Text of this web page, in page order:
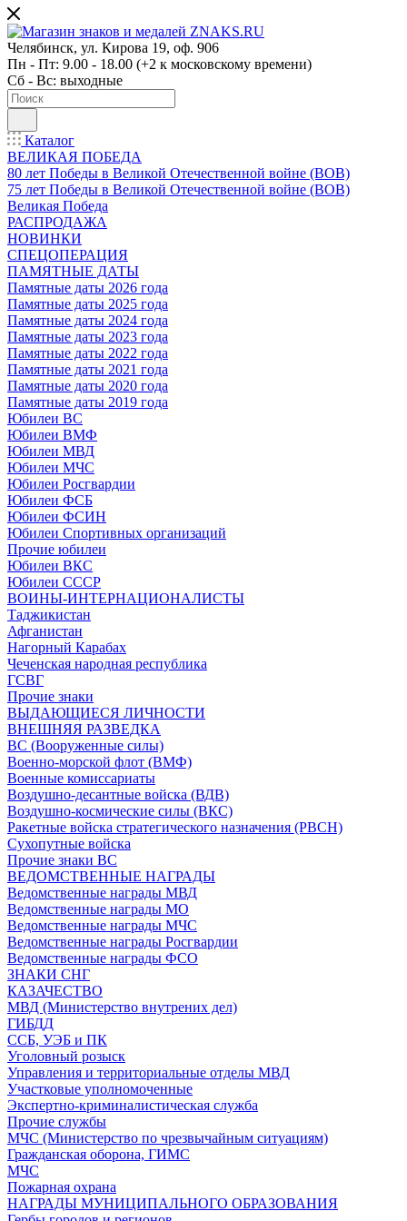
Челябинск, ул. Кирова 19, оф. 906
Пн - Пт: 9.00 - 18.00 (+2 к московскому времени)
Сб - Вс: выходные
Каталог
ВЕЛИКАЯ ПОБЕДА
80 лет Победы в Великой Отечественной войне (ВОВ)
75 лет Победы в Великой Отечественной войне (ВОВ)
Великая Победа
РАСПРОДАЖА
НОВИНКИ
СПЕЦОПЕРАЦИЯ
ПАМЯТНЫЕ ДАТЫ
Памятные даты 2026 года
Памятные даты 2025 года
Памятные даты 2024 года
Памятные даты 2023 года
Памятные даты 2022 года
Памятные даты 2021 года
Памятные даты 2020 года
Памятные даты 2019 года
Юбилеи ВС
Юбилеи ВМФ
Юбилеи МВД
Юбилеи МЧС
Юбилеи Росгвардии
Юбилеи ФСБ
Юбилеи ФСИН
Юбилеи Спортивных организаций
Прочие юбилеи
Юбилеи ВКС
Юбилеи СССР
ВОИНЫ-ИНТЕРНАЦИОНАЛИСТЫ
Таджикистан
Афганистан
Нагорный Карабах
Чеченская народная республика
ГСВГ
Прочие знаки
ВЫДАЮЩИЕСЯ ЛИЧНОСТИ
ВНЕШНЯЯ РАЗВЕДКА
ВС (Вооруженные силы)
Военно-морской флот (ВМФ)
Военные комиссариаты
Воздушно-десантные войска (ВДВ)
Воздушно-космические силы (ВКС)
Ракетные войска стратегического назначения (РВСН)
Сухопутные войска
Прочие знаки ВС
ВЕДОМСТВЕННЫЕ НАГРАДЫ
Ведомственные награды МВД
Ведомственные награды МО
Ведомственные награды МЧС
Ведомственные награды Росгвардии
Ведомственные награды ФСО
ЗНАКИ СНГ
КАЗАЧЕСТВО
МВД (Министерство внутрених дел)
ГИБДД
ССБ, УЭБ и ПК
Уголовный розыск
Управления и территориальные отделы МВД
Участковые уполномоченные
Экспертно-криминалистическая служба
Прочие службы
МЧС (Министерство по чрезвычайным ситуациям)
Гражданская оборона, ГИМС
МЧС
Пожарная охрана
НАГРАДЫ МУНИЦИПАЛЬНОГО ОБРАЗОВАНИЯ